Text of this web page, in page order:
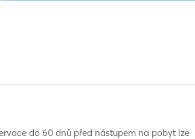
do 60 dnů před nástupem na pobyt lze